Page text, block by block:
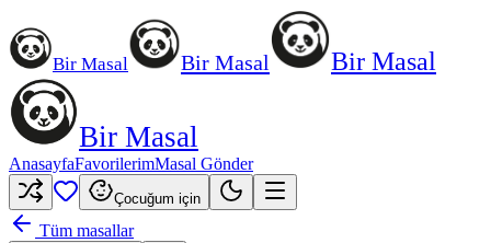
Bir Masal Bir Masal Bir Masal
Bir Masal
AnasayfaFavorilerimMasal Gönder
Çocuğum için
Tüm masallar